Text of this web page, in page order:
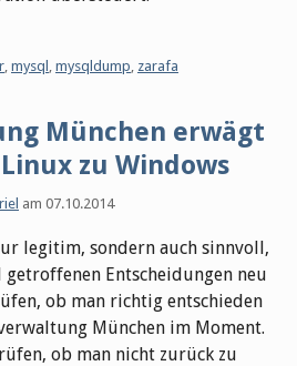
mysql mysqldump zarafa
München erwägt
zu Windows
am 07.10.2014
legitim, sondern auch sinnvoll,
Entscheidungen neu
ob man richtig entschieden
München im Moment.
ob man nicht zurück zu